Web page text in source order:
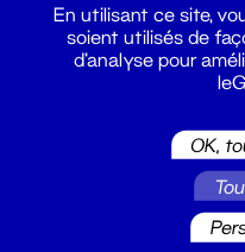
En utilisant ce site,
soient utilisés de
d'analyse pour
OK,